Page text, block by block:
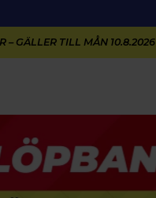
– GÄLLER TILL MÅN 10.8.2026